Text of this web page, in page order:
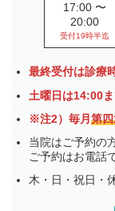
17:00 〜
20:00
受付19時半迄
最終受付は診療
土曜日は14:00
※注2）毎月 第
当院はご予約の
ご予約はお電話
木・日・祝日・